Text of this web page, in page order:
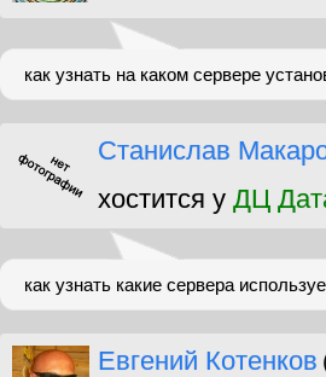
как узнать на каком сервере
Станислав
хостится у ДЦ
как узнать какие сервера
Евгений Котенков